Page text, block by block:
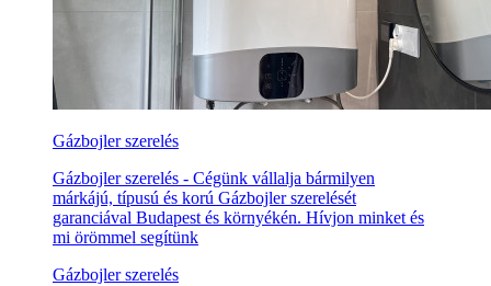
Gázbojler szerelés
Gázbojler szerelés - Cégünk vállalja bármilyen
márkájú, típusú és korú Gázbojler szerelését
garanciával Budapest és környékén. Hívjon minket és
mi örömmel segítünk
Gázbojler szerelés